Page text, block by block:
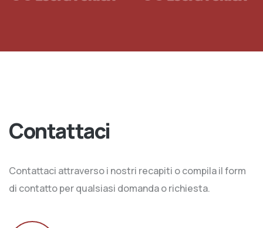
Contattaci
Contattaci attraverso i nostri recapiti o compila il form
di contatto per qualsiasi domanda o richiesta.